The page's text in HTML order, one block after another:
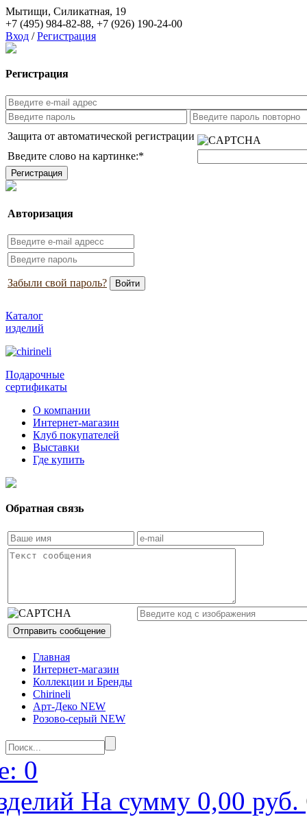
Мытищи, Силикатная, 19
+7 (495) 984-82-88, +7 (926) 190-24-00
Вход / Регистрация
Регистрация
Защита от автоматической регистрации
Введите слово на картинке:*
Авторизация
Забыли свой пароль?
Каталог
изделий
Подарочные
сертификаты
О компании
Интернет-магазин
Клуб покупателей
Выставки
Где купить
Обратная связь
Главная
Интернет-магазин
Коллекции и Бренды
Chirineli
Арт-Деко NEW
Розово-серый NEW
0
На сумму 0,00 руб.